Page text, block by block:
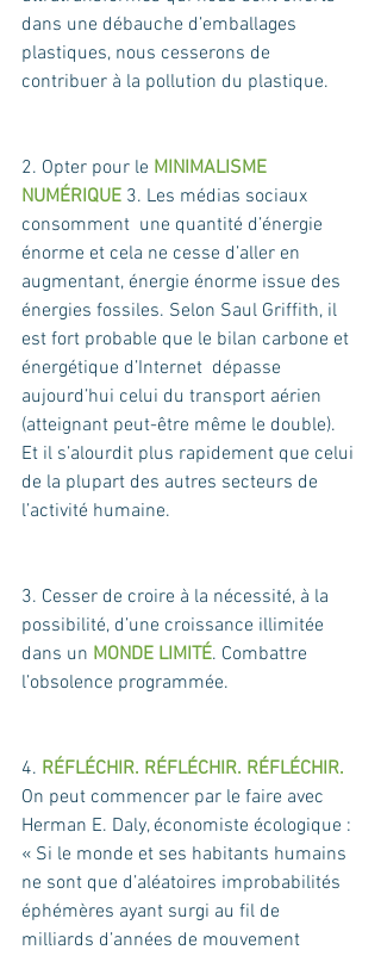
dans une débauche d’emballages
plastiques, nous cesserons de
contribuer à la pollution du plastique.
2. Opter pour le MINIMALISME
NUMÉRIQUE 3. Les médias sociaux
consomment  une quantité d’énergie
énorme et cela ne cesse d’aller en
augmentant, énergie énorme issue des
énergies fossiles. Selon Saul Griffith, il
est fort probable que le bilan carbone et
énergétique d’Internet  dépasse
aujourd’hui celui du transport aérien
(atteignant peut-être même le double).
Et il s’alourdit plus rapidement que celui
de la plupart des autres secteurs de
l’activité humaine.
3. Cesser de croire à la nécessité, à la
possibilité, d’une croissance illimitée
dans un MONDE LIMITÉ. Combattre
l’obsolence programmée.
4. RÉFLÉCHIR. RÉFLÉCHIR. RÉFLÉCHIR.
On peut commencer par le faire avec
Herman E. Daly, économiste écologique :
« Si le monde et ses habitants humains
ne sont que d’aléatoires improbabilités
éphémères ayant surgi au fil de
milliards d’années de mouvement